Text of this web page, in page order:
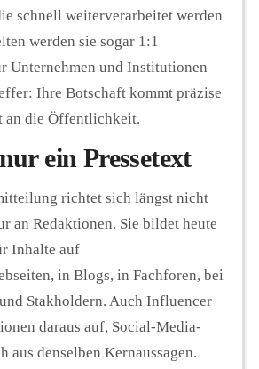
schnell weiterverarbeitet werden
werden sie sogar 1:1
Unternehmen und Institutionen
Ihre Botschaft kommt präzise
an die Öffentlichkeit.
ein Pressetext
richtet sich längst nicht
an Redaktionen. Sie bildet heute
Inhalte auf
in Blogs, in Fachforen, bei
Stakholdern. Auch Influencer
daraus auf, Social-Media-
aus denselben Kernaussagen.